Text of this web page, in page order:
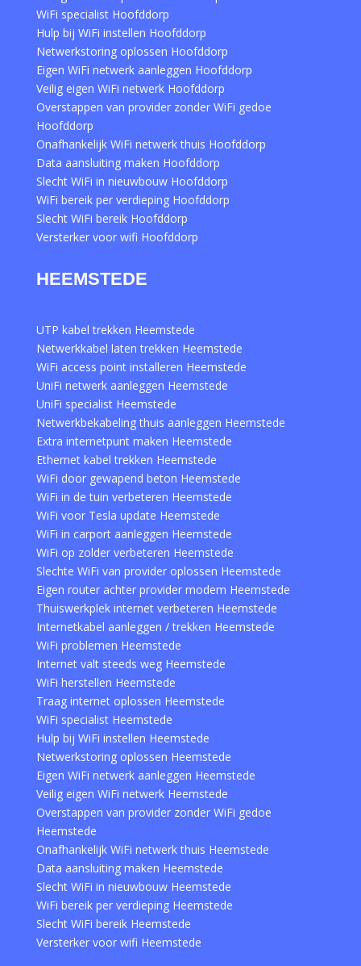
WiFi specialist Hoofddorp
Hulp bij WiFi instellen Hoofddorp
Netwerkstoring oplossen Hoofddorp
Eigen WiFi netwerk aanleggen Hoofddorp
Veilig eigen WiFi netwerk Hoofddorp
Overstappen van provider zonder WiFi gedoe
Hoofddorp
Onafhankelijk WiFi netwerk thuis Hoofddorp
Data aansluiting maken Hoofddorp
Slecht WiFi in nieuwbouw Hoofddorp
WiFi bereik per verdieping Hoofddorp
Slecht WiFi bereik Hoofddorp
Versterker voor wifi Hoofddorp
HEEMSTEDE
UTP kabel trekken Heemstede
Netwerkkabel laten trekken Heemstede
WiFi access point installeren Heemstede
UniFi netwerk aanleggen Heemstede
UniFi specialist Heemstede
Netwerkbekabeling thuis aanleggen Heemstede
Extra internetpunt maken Heemstede
Ethernet kabel trekken Heemstede
WiFi door gewapend beton Heemstede
WiFi in de tuin verbeteren Heemstede
WiFi voor Tesla update Heemstede
WiFi in carport aanleggen Heemstede
WiFi op zolder verbeteren Heemstede
Slechte WiFi van provider oplossen Heemstede
Eigen router achter provider modem Heemstede
Thuiswerkplek internet verbeteren Heemstede
Internetkabel aanleggen / trekken Heemstede
WiFi problemen Heemstede
Internet valt steeds weg Heemstede
WiFi herstellen Heemstede
Traag internet oplossen Heemstede
WiFi specialist Heemstede
Hulp bij WiFi instellen Heemstede
Netwerkstoring oplossen Heemstede
Eigen WiFi netwerk aanleggen Heemstede
Veilig eigen WiFi netwerk Heemstede
Overstappen van provider zonder WiFi gedoe
Heemstede
Onafhankelijk WiFi netwerk thuis Heemstede
Data aansluiting maken Heemstede
Slecht WiFi in nieuwbouw Heemstede
WiFi bereik per verdieping Heemstede
Slecht WiFi bereik Heemstede
Versterker voor wifi Heemstede